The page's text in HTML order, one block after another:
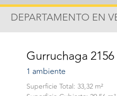
DEPARTAMENTO EN
Gurruchaga 2156
1 ambiente
Superficie Total: 33,32 m²